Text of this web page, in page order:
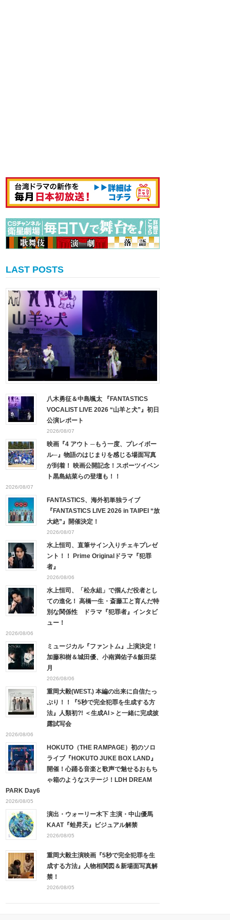
LAST POSTS
八木勇征＆中島颯太 『FANTASTICS
VOCALIST LIVE 2026 “山羊と犬”』初日
公演レポート
2026/08/07
映画『4 アウト ─もう一度、プレイボー
ル─』物語のはじまりを感じる場面写真
が到着！ 映画公開記念！スポーツイベン
ト黒島結菜らの登壇も！！
2026/08/07
FANTASTICS、海外初単独ライブ
『FANTASTICS LIVE 2026 in TAIPEI “放
大絶”』開催決定！
2026/08/07
水上恒司、直筆サイン入りチェキプレゼ
ント！！ Prime Originalドラマ『犯罪
者』
2026/08/06
水上恒司、「松永組」で掴んだ役者とし
ての進化！ 高橋一生・斎藤工と育んだ特
別な関係性 ドラマ『犯罪者』インタビ
ュー！
2026/08/06
ミュージカル『ファントム』上演決定！
加藤和樹＆城田優、小南満佑子&飯田栞
月
2026/08/06
重岡大毅(WEST.) 本編の出来に自信たっ
ぷり！！『5秒で完全犯罪を生成する方
法』人類初?! ＜生成AI＞と一緒に完成披
露試写会
2026/08/06
HOKUTO（THE RAMPAGE）初のソロ
ライブ『HOKUTO JUKE BOX LAND』
開催！心踊る音楽と歌声で魅せるおもち
ゃ箱のようなステージ！LDH DREAM
PARK Day6
2026/08/05
演出・ウォーリー木下 主演・中山優馬
KAAT『蛙昇天』ビジュアル解禁
2026/08/05
重岡大毅主演映画『5秒で完全犯罪を生
成する方法』人物相関図＆新場面写真解
禁！
2026/08/05